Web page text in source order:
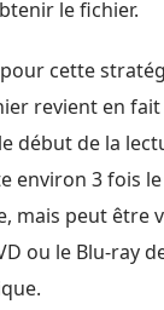
le fichier.
cette
revient en
début de la
environ 3 fois
mais peut être
ou le Blu-ray